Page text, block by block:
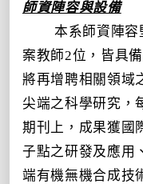
師資陣容與設備
本系師資陣容
案教師2位，皆具
將再增聘相關領域
尖端之科學研究，
期刊上，成果獲國
子點之研發及應用
端有機無機合成技